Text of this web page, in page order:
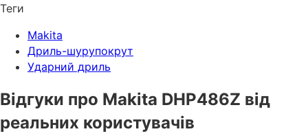
Теги
Makita
Дриль-шурупокрут
Ударний дриль
Відгуки про Makita DHP486Z від
реальних користувачів